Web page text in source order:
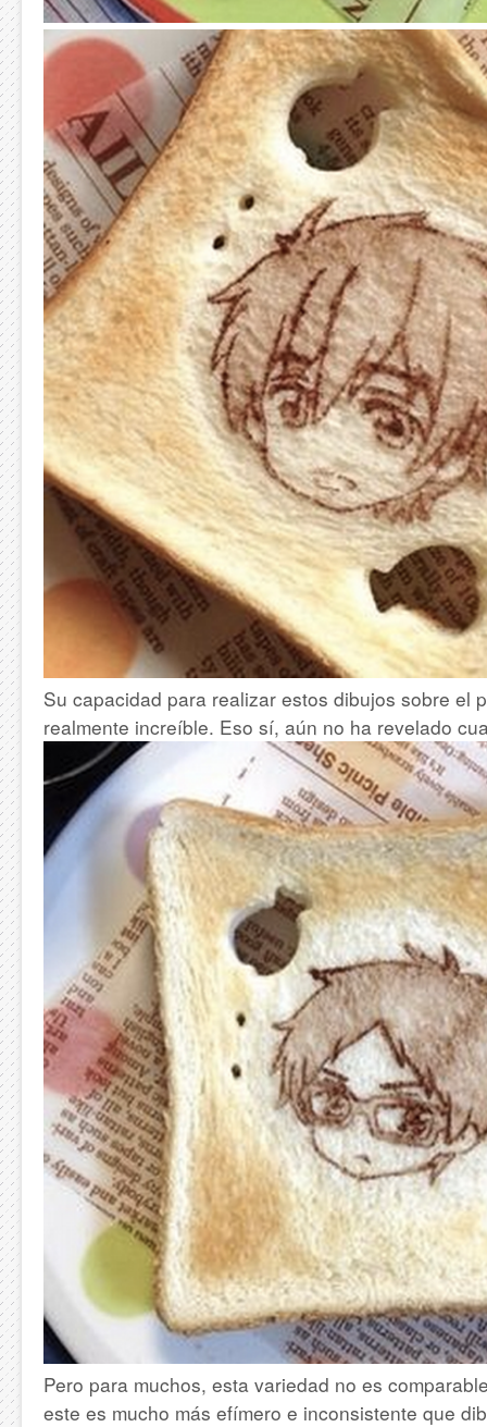
Su capacidad para realizar estos dibujos sobre el
realmente increíble. Eso sí, aún no ha revelado
Pero para muchos, esta variedad no es
este es mucho más efímero e inconsistente que